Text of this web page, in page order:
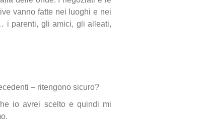
vanno fatte nei luoghi e nei
i parenti, gli amici, gli alleati,
– ritengono sicuro?
io avrei scelto e quindi mi